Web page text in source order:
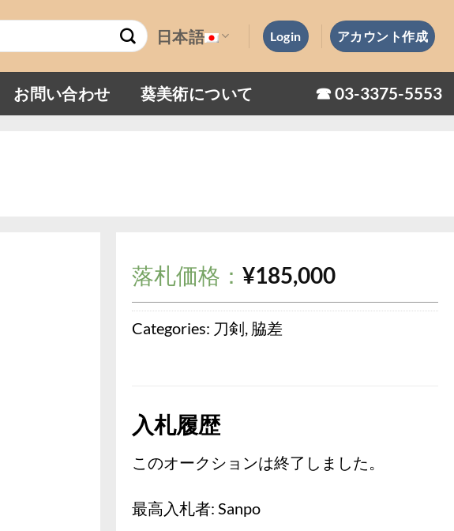
日本語 Login アカウント作成
お問い合わせ 葵美術について ☎︎ 03-3375-5553
落札価格： ¥185,000
Categories: 刀剣 脇差
入札履歴
このオークションは終了しました。
最高入札者: Sanpo